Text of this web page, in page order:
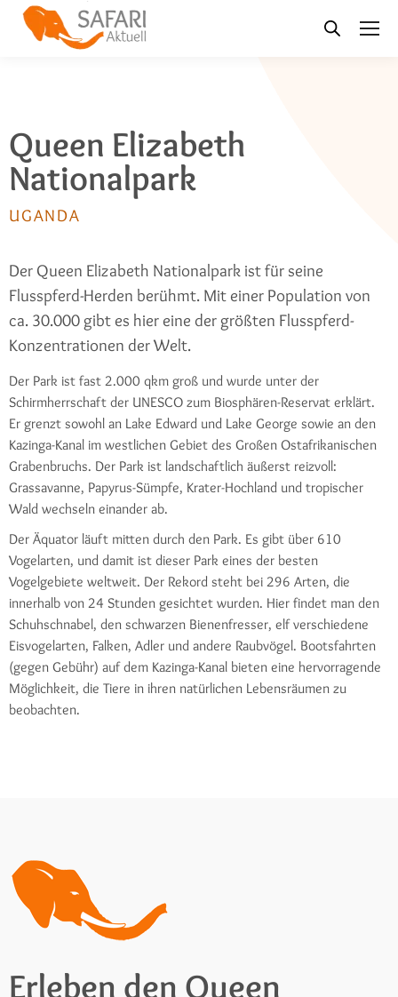
Queen Elizabeth
Nationalpark
UGANDA
Der Queen Elizabeth Nationalpark ist für seine
Flusspferd-Herden berühmt. Mit einer Population von
ca. 30.000 gibt es hier eine der größten Flusspferd-
Konzentrationen der Welt.
Der Park ist fast 2.000 qkm groß und wurde unter der
Schirmherrschaft der UNESCO zum Biosphären-Reservat erklärt.
Er grenzt sowohl an Lake Edward und Lake George sowie an den
Kazinga-Kanal im westlichen Gebiet des Großen Ostafrikanischen
Grabenbruchs. Der Park ist landschaftlich äußerst reizvoll:
Grassavanne, Papyrus-Sümpfe, Krater-Hochland und tropischer
Wald wechseln einander ab.
Der Äquator läuft mitten durch den Park. Es gibt über 610
Vogelarten, und damit ist dieser Park eines der besten
Vogelgebiete weltweit. Der Rekord steht bei 296 Arten, die
innerhalb von 24 Stunden gesichtet wurden. Hier findet man den
Schuhschnabel, den schwarzen Bienenfresser, elf verschiedene
Eisvogelarten, Falken, Adler und andere Raubvögel. Bootsfahrten
(gegen Gebühr) auf dem Kazinga-Kanal bieten eine hervorragende
Möglichkeit, die Tiere in ihren natürlichen Lebensräumen zu
beobachten.
Erleben den Queen